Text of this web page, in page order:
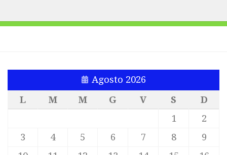
Agosto 2026
L
M M G V S
D
1
2
3
4 5 6 7 8
9